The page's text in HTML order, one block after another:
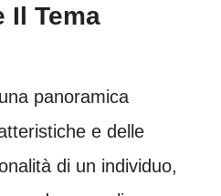
Il Tema
panoramica
e delle
di un individuo,